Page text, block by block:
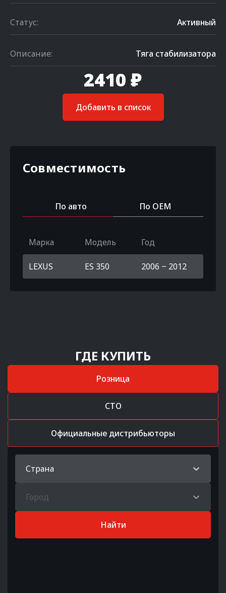
Статус: Активный
Описание: Тяга стабилизатора
2410 ₽
Добавить в список
Совместимость
По авто По OEM
Марка Модель Год
LEXUS ES 350 2006 ~ 2012
ГДЕ КУПИТЬ
Розница
СТО
Официальные дистрибьюторы
Страна
Город
Найти